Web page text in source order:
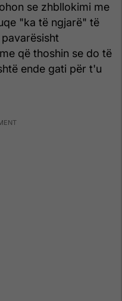
se zhbllokimi me
"ka të ngjarë" të
që thoshin se do të
ende gati për t'u